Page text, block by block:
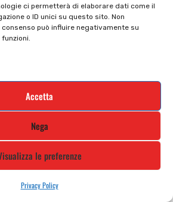
ci permetterà di elaborare dati come il
o ID unici su questo sito. Non
può influire negativamente su
Accetta
Nega
le preferenze
Privacy Policy
Cod ...